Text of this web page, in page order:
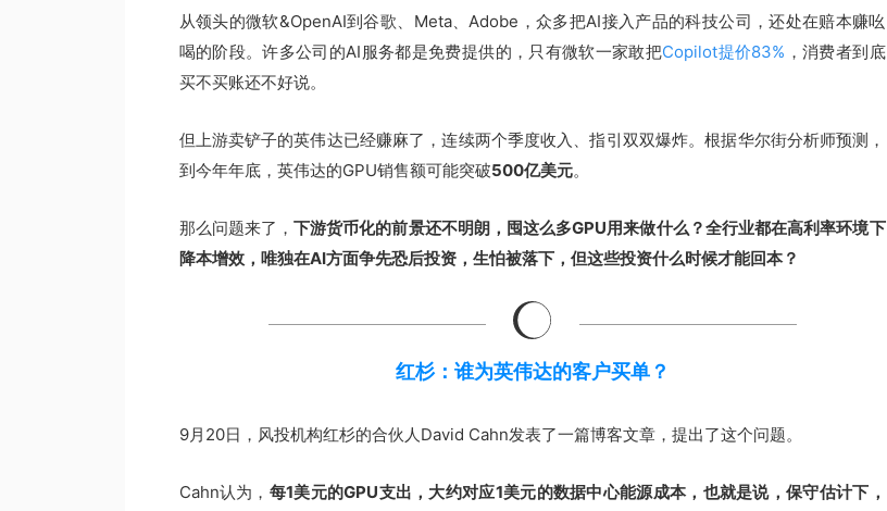
从领头的微软&OpenAI到谷歌、Meta、Adobe，众多把AI接入产品的科技公司，还处在赔本赚吆
喝的阶段。许多公司的AI服务都是免费提供的，只有微软一家敢把Copilot提价83% ，消费者到底
买不买账还不好说。
但上游卖铲子的英伟达已经赚麻了，连续两个季度收入、指引双双爆炸。根据华尔街分析师预测，
到今年年底，英伟达的GPU销售额可能突破500亿美元。
那么问题来了，下游货币化的前景还不明朗，囤这么多GPU用来做什么？全行业都在高利率环境下
降本增效，唯独在AI方面争先恐后投资，生怕被落下，但这些投资什么时候才能回本？
红杉：谁为英伟达的客户买单？
9月20日，风投机构红杉的合伙人David Cahn发表了一篇博客文章，提出了这个问题。
Cahn认为， 每1美元的GPU支出，大约对应1美元的数据中心能源成本，也就是说，保守估计下，